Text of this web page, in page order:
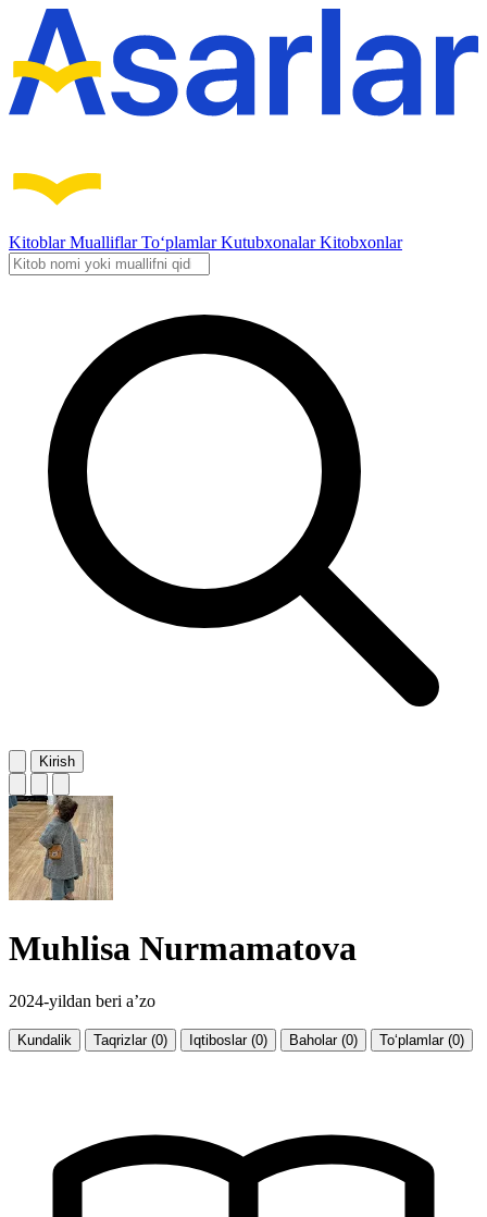
KitoblarMualliflarTo‘plamlarKutubxonalarKitobxonlar
Kirish
Muhlisa Nurmamatova
2024-yildan beri a’zo
Kundalik Taqrizlar (0) Iqtiboslar (0) Baholar (0) To‘plamlar (0)